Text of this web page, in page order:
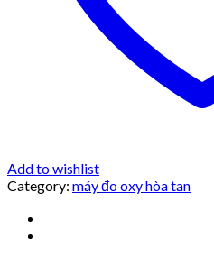
Add to wishlist
Category: máy đo oxy hòa tan